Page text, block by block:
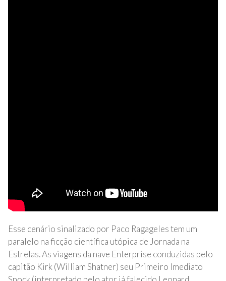
Esse cenário sinalizado por Paco Ragageles tem um
paralelo na ficção científica utópica de Jornada na
Estrelas. As viagens da nave Enterprise conduzidas pelo
capitão Kirk (William Shatner) seu Primeiro Imediato